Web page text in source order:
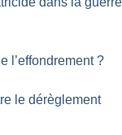
l’effondrement ?
le dérèglement